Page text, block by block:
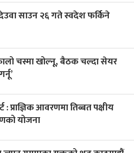
साउन २६ गते स्वदेश फर्किने
चस्मा खोल्नू, बैठक चल्दा सेयर
: प्राज्ञिक आवरणमा तिब्बत पक्षीय
योजना